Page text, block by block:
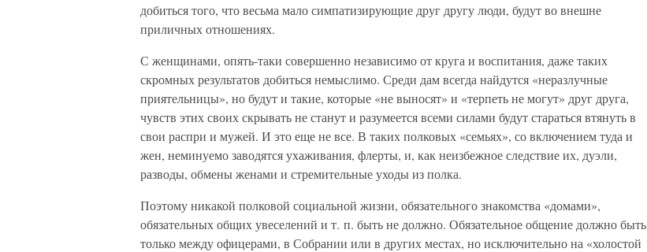
добиться того, что весьма мало симпатизирующие друг другу люди, будут во внешне
приличных отношениях.
С женщинами, опять-таки совершенно независимо от круга и воспитания, даже таких
скромных результатов добиться немыслимо. Среди дам всегда найдутся «неразлучные
приятельницы», но будут и такие, которые «не выносят» и «терпеть не могут» друг друга,
чувств этих своих скрывать не станут и разумеется всеми силами будут стараться втянуть в
свои распри и мужей. И это еще не все. В таких полковых «семьях», со включением туда и
жен, неминуемо заводятся ухаживания, флерты, и, как неизбежное следствие их, дуэли,
разводы, обмены женами и стремительные уходы из полка.
Поэтому никакой полковой социальной жизни, обязательного знакомства «домами»,
обязательных общих увеселений и т. п. быть не должно. Обязательное общение должно быть
только между офицерами, в Собрании или в других местах, но исключительно на «холостой